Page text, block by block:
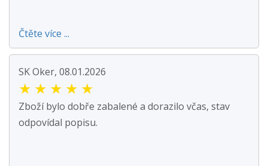
Čtěte více ...
SK Oker, 08.01.2026
★ ★ ★ ★ ★
Zboží bylo dobře zabalené a dorazilo včas, stav
odpovídal popisu.